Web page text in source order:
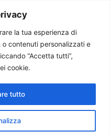
la tua esperienza di
contenuti personalizzati e
“Accetta tutti”,
cookie.
tutto
di una
di
comune